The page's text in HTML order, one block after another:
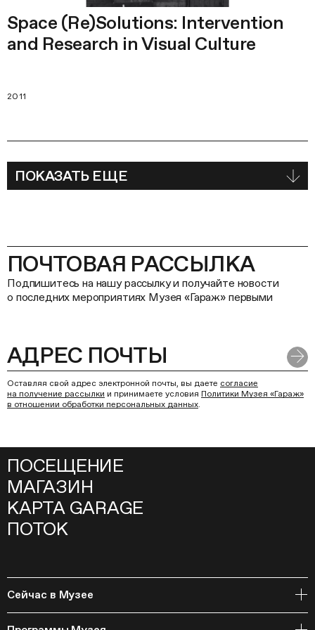
Space (Re)Solutions: Intervention
and Research in Visual Culture
2011
ПОКАЗАТЬ ЕЩЕ
ПОЧТОВАЯ РАССЫЛКА
Подпишитесь на нашу рассылку и получайте новости
о последних мероприятиях Музея «Гараж» первыми
Оставляя свой адрес электронной почты, вы даете согласие
на получение рассылки и принимаете условия Политики Музея «Гараж»
в отношении обработки персональных данных.
ПОСЕЩЕНИЕ
МАГАЗИН
КАРТА GARAGE
ПОТОК
Сейчас в Музее